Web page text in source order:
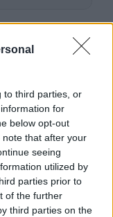
to third parties, or
for
below opt-out
that after your
seeing
utilized by
parties prior to
of the further
third parties on the